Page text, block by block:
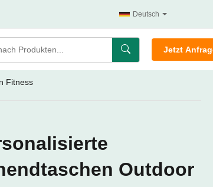
Deutsch
Jetzt
Fitness
Outdoor